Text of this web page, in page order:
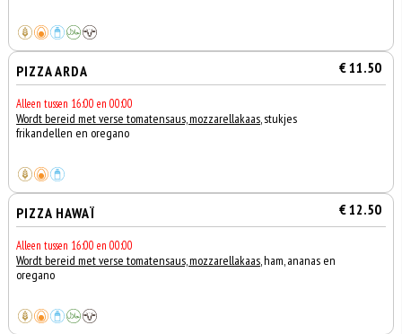
PIZZA ARDA € 11.50
Alleen tussen 16:00 en 00:00
Wordt bereid met verse tomatensaus, mozzarellakaas, stukjes
frikandellen en oregano
PIZZA HAWAÏ € 12.50
Alleen tussen 16:00 en 00:00
Wordt bereid met verse tomatensaus, mozzarellakaas, ham, ananas en
oregano